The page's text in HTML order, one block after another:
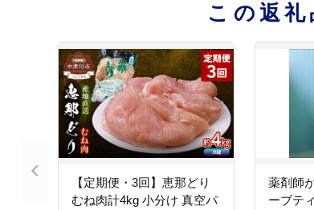
この返
【定期便・3回】恵那どり
むね肉計4kg 小分け 真空パ
薬剤師
ーブテ